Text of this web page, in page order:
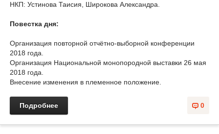
НКП: Устинова Таисия, Широкова Александра.
Повестка дня:
Организация повторной отчётно-выборной конференции
2018 года.
Организация Национальной монопородной выставки 26 мая
2018 года.
Внесение изменения в племенное положение.
0
Подробнее